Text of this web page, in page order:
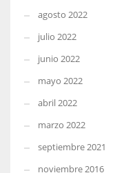
agosto 2022
julio 2022
junio 2022
mayo 2022
abril 2022
marzo 2022
septiembre 2021
noviembre 2016